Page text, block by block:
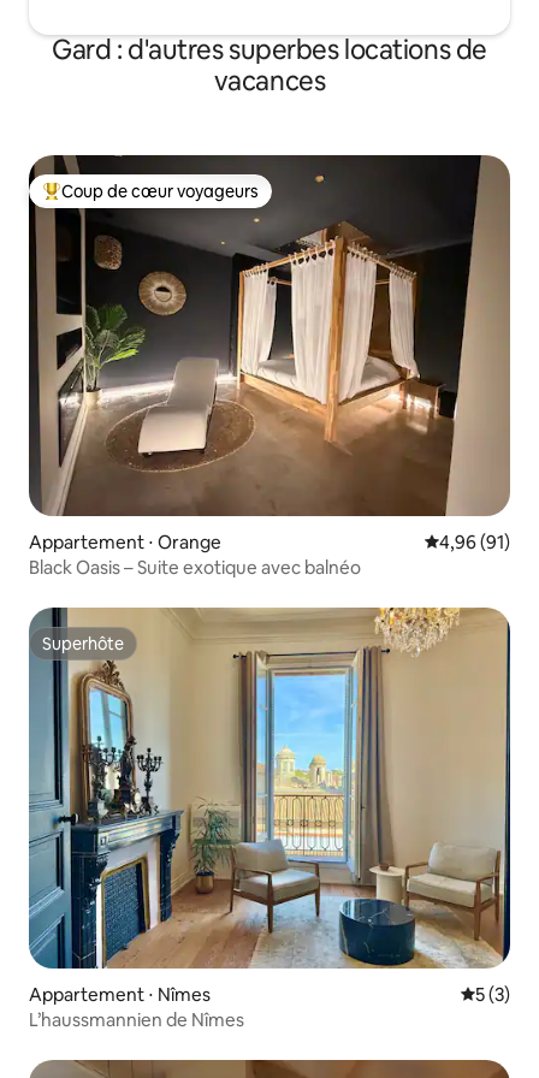
Gard : d'autres superbes locations de
vacances
Coups de cœur voyageurs les plus appréciés
Coup de cœur voyageurs
Appartement ⋅ Orange Évaluation
4,96 (91)
Black Oasis – Suite exotique avec balnéo
Superhôte
Superhôte
Appartement ⋅ Nîmes
5 (3)
L’haussmannien de Nîmes